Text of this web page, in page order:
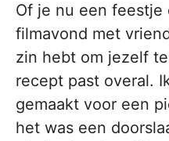
Of je nu een feestje
filmavond met
zin hebt om jezelf
recept past overal.
gemaakt voor een
het was een